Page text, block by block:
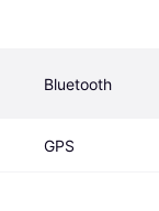
Bluetooth
GPS